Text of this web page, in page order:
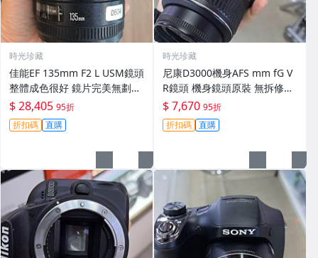
時光珍藏
佳能EF 135mm F2 L USM鏡頭
整體成色很好 鏡片完美無劃痕
功能一切正常 無拆修無-3430
$ 28,405 95折
折扣碼 直購
時光珍藏
尼康D3000機身AFS mm fG V
R鏡頭 機身鏡頭原裝 無拆修無
翻新 有輕微使用痕跡 鏡頭-34
30
$ 7,670 95折
折扣碼 直購